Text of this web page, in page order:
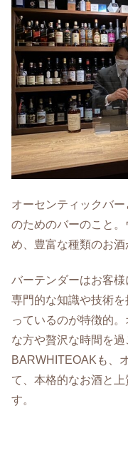
オーセンティックバ
のためのバーのこと
め、豊富な種類のお酒
バーテンダーはお客様
専門的な知識や技術
っているのが特徴的
な方や贅沢な時間を過
BARWHITEOAKも、
て、本格的なお酒と
す。